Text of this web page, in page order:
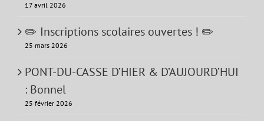
17 avril 2026
✏️ Inscriptions scolaires ouvertes ! ✏️
25 mars 2026
PONT-DU-CASSE D’HIER & D’AUJOURD’HUI
: Bonnel
25 février 2026